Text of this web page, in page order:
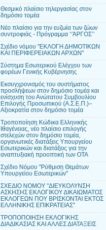
Θεσμικό πλαίσιο τηλεργασίας στον
δημόσιο τομέα
Νέο πλαίσιο για την ευζωία των ζώων
συντροφιάς - Πρόγραμμα ‘‘ΆΡΓΟΣ’’
Σχέδιο νόμου "ΕΚΛΟΓΗ ΔΗΜΟΤΙΚΩΝ
ΚΑΙ ΠΕΡΙΦΕΡΕΙΑΚΩΝ ΑΡΧΩΝ"
Σύστημα Εσωτερικού Ελέγχου των
φορέων Γενικής Κυβέρνησης
Εκσυγχρονισμός του συστήματος
προσλήψεων στον δημόσιο τομέα και
ενίσχυση του Ανώτατου Συμβουλίου
Επιλογής Προσωπικού (Α.Σ.Ε.Π.)–
Αξιοκρατία στον δημόσιο τομέα
Τροποποίηση Κώδικα Ελληνικής
Ιθαγένειας, νέο πλαίσιο επιλογής
στελεχών στον δημόσιο τομέα,
οργανωτικές διατάξεις Υπουργείου
Εσωτερικών και διατάξεις για την
αναπτυξιακή προοπτική των ΟΤΑ
Σχέδιο Νόμου "Ρύθμιση Θεμάτων
Υπουργείου Εσωτερικών"
ΣΧΕΔΙΟ ΝΟΜΟΥ "ΔΙΕΥΚΟΛΥΝΣΗ
ΑΣΚΗΣΗΣ ΕΚΛΟΓΙΚΟΥ ΔΙΚΑΙΩΜΑΤΟΣ
ΕΚΛΟΓΕΩΝ ΠΟΥ ΒΡΙΣΚΟΝΤΑΙ ΕΚΤΟΣ
ΕΛΛΗΝΙΚΗΣ ΕΠΙΚΡΑΤΕΙΑΣ"
ΤΡΟΠΟΠΟΙΗΣΗ ΕΚΛΟΓΙΚΗΣ
ΔΙΑΔΙΚΑΣΙΑΣ ΚΑΙ ΑΛΛΕΣ ΔΙΑΤΑΞΕΙΣ